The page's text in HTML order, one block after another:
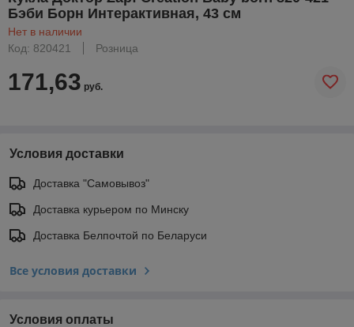
Бэби Борн Интерактивная, 43 см
Нет в наличии
Код: 820421
Розница
171,63 руб.
Условия доставки
Доставка "Самовывоз"
Доставка курьером по Минску
Доставка Белпочтой по Беларуси
Все условия доставки
Условия оплаты